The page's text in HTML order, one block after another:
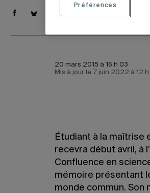
20 mars 2015 à 16 h 03
Mis à jour le 7 juin 2022 à 12 h
Étudiant à la maîtrise
recevra début avril, à
Confluence en
mémoire présentant
monde commun. Son
Préférences